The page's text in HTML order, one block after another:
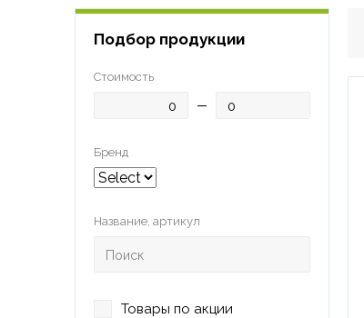
Подбор продукции
Стоимость
Бренд
Название, артикул
Товары по акции